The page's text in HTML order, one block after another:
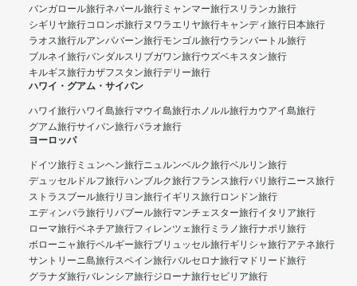
バンガロール旅行ネパール旅行 ミャンマー旅行スリランカ旅行
シギリヤ旅行コロンボ旅行ヌワラエリヤ旅行キャンディ旅行日本旅行
ラオス旅行ルアンパバーン旅行モンゴル旅行ウランバートル旅行
ブルネイ旅行バンダルスリブガワン旅行ウズベキスタン旅行
キルギス旅行カザフスタン旅行デリー旅行
ハワイ・グアム・サイパン
ハワイ旅行ハワイ島旅行マウイ島旅行ホノルル旅行カウアイ島旅行
グアム旅行サイパン旅行パラオ旅行
ヨーロッパ
ドイツ旅行 ミュンヘン旅行ニュルンベルク旅行ベルリン旅行
デュッセルドルフ旅行ハンブルク旅行フランス旅行パリ旅行ニース旅行
ストラスブール旅行リヨン旅行イギリス旅行ロンドン旅行
エディンバラ旅行リバプール旅行マンチェスター旅行イタリア旅行
ローマ旅行ベネチア旅行フィレンツェ旅行 ミラノ旅行ナポリ旅行
ボローニャ旅行ベルギー旅行ブリュッセル旅行ギリシャ旅行アテネ旅行
サントリーニ島旅行スペイン旅行バルセロナ旅行マドリード旅行
グラナダ旅行バレンシア旅行ジローナ旅行セビリア旅行